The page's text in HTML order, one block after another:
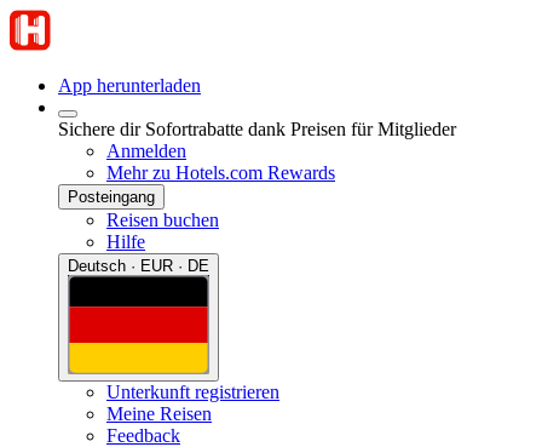
App herunterladen
Sichere dir Sofortrabatte dank Preisen für Mitglieder
Anmelden
Mehr zu Hotels.com Rewards
Posteingang
Reisen buchen
Hilfe
Deutsch · EUR · DE
Unterkunft registrieren
Meine Reisen
Feedback